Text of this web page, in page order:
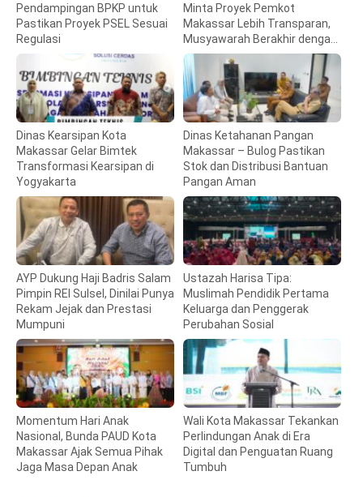
Pendampingan BPKP untuk
Pastikan Proyek PSEL Sesuai
Regulasi
Minta Proyek Pemkot
Makassar Lebih Transparan,
Musyawarah Berakhir dengan
Kesepakatan
Dinas Kearsipan Kota
Makassar Gelar Bimtek
Transformasi Kearsipan di
Yogyakarta
Dinas Ketahanan Pangan
Makassar – Bulog Pastikan
Stok dan Distribusi Bantuan
Pangan Aman
AYP Dukung Haji Badris Salam
Pimpin REI Sulsel, Dinilai Punya
Rekam Jejak dan Prestasi
Mumpuni
Ustazah Harisa Tipa:
Muslimah Pendidik Pertama
Keluarga dan Penggerak
Perubahan Sosial
Momentum Hari Anak
Nasional, Bunda PAUD Kota
Makassar Ajak Semua Pihak
Jaga Masa Depan Anak
Wali Kota Makassar Tekankan
Perlindungan Anak di Era
Digital dan Penguatan Ruang
Tumbuh